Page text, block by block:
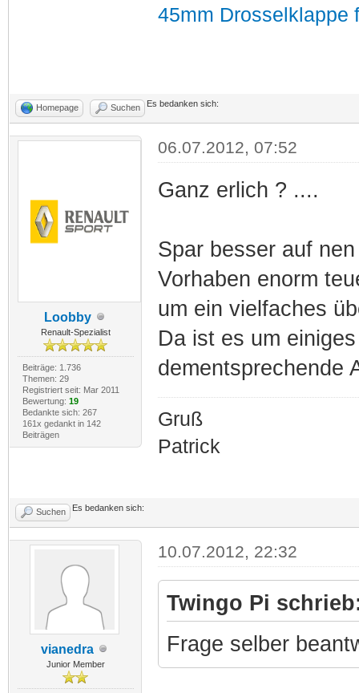
45mm Drosselklappe
Homepage Suchen Es bedanken sich:
Loobby
Renault-Spezialist
Beiträge: 1.736
Themen: 29
Registriert seit: Mar 2011
Bewertung: 19
Bedankte sich: 267
161x gedankt in 142
Beiträgen
06.07.2012, 07:52
Ganz erlich ? ....
Spar besser auf
Vorhaben enorm
um ein vielfaches
Da ist es um
dementsprechende
Gruß
Patrick
Suchen Es bedanken sich:
vianedra
Junior Member
10.07.2012, 22:32
Twingo Pi
Frage selber